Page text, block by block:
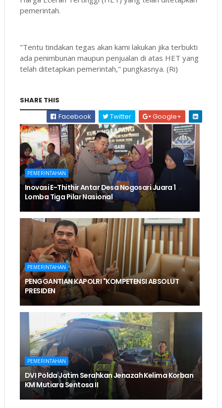
pemerintah.
"Tentu tindakan tegas akan kami lakukan jika terbukti
ada penimbunan maupun penjualan di atas HET yang
telah ditetapkan pemerintah," pungkasnya. (Ri)
SHARE THIS
Facebook
Twitter Google+
PEMERINTAHAN
Inovasi E-Thithir Antar Desa Nogosari Juara 1
Lomba Tiga Pilar Nasional
PEMERINTAHAN
PENGGANTIAN KAPOLRI "KOMPETENSI ABSOLUT
PRESIDEN
PEMERINTAHAN
DVI Polda Jatim Serahkan Jenazah Kelima Korban
KM Mutiara Sentosa II